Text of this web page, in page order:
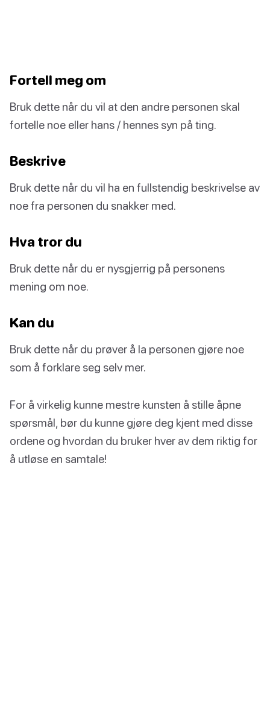
Fortell meg om
Bruk dette når du vil at den andre personen skal
fortelle noe eller hans / hennes syn på ting.
Beskrive
Bruk dette når du vil ha en fullstendig beskrivelse av
noe fra personen du snakker med.
Hva tror du
Bruk dette når du er nysgjerrig på personens
mening om noe.
Kan du
Bruk dette når du prøver å la personen gjøre noe
som å forklare seg selv mer.
For å virkelig kunne mestre kunsten å stille åpne
spørsmål, bør du kunne gjøre deg kjent med disse
ordene og hvordan du bruker hver av dem riktig for
å utløse en samtale!